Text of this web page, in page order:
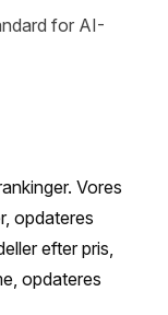
for AI-
Vores
opdateres
efter pris,
opdateres